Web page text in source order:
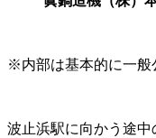
※内部は基本的に一般
波止浜駅に向かう途